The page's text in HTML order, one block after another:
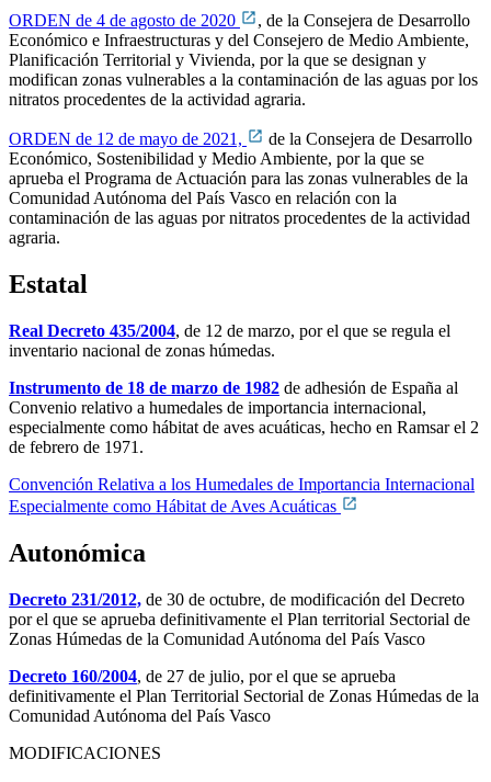
ORDEN de 4 de agosto de 2020
, de la Consejera de Desarrollo
Económico e Infraestructuras y del Consejero de Medio Ambiente,
Planificación Territorial y Vivienda, por la que se designan y
modifican zonas vulnerables a la contaminación de las aguas por los
nitratos procedentes de la actividad agraria.
ORDEN de 12 de mayo de 2021,
de la Consejera de Desarrollo
Económico, Sostenibilidad y Medio Ambiente, por la que se
aprueba el Programa de Actuación para las zonas vulnerables de la
Comunidad Autónoma del País Vasco en relación con la
contaminación de las aguas por nitratos procedentes de la actividad
agraria.
Estatal
Real Decreto 435/2004, de 12 de marzo, por el que se regula el
inventario nacional de zonas húmedas.
Instrumento de 18 de marzo de 1982 de adhesión de España al
Convenio relativo a humedales de importancia internacional,
especialmente como hábitat de aves acuáticas, hecho en Ramsar el 2
de febrero de 1971.
Convención Relativa a los Humedales de Importancia Internacional
Especialmente como Hábitat de Aves Acuáticas
Autonómica
Decreto 231/2012, de 30 de octubre, de modificación del Decreto
por el que se aprueba definitivamente el Plan territorial Sectorial de
Zonas Húmedas de la Comunidad Autónoma del País Vasco
Decreto 160/2004, de 27 de julio, por el que se aprueba
definitivamente el Plan Territorial Sectorial de Zonas Húmedas de la
Comunidad Autónoma del País Vasco
MODIFICACIONES